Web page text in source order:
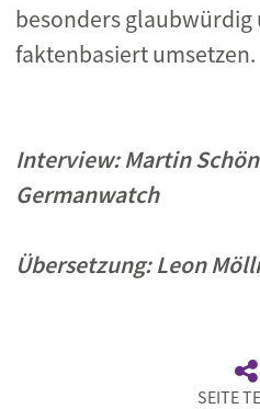
besonders glaubwürdig
faktenbasiert umsetzen.
Interview: Martin
Germanwatch
Übersetzung: Leon
SEITE